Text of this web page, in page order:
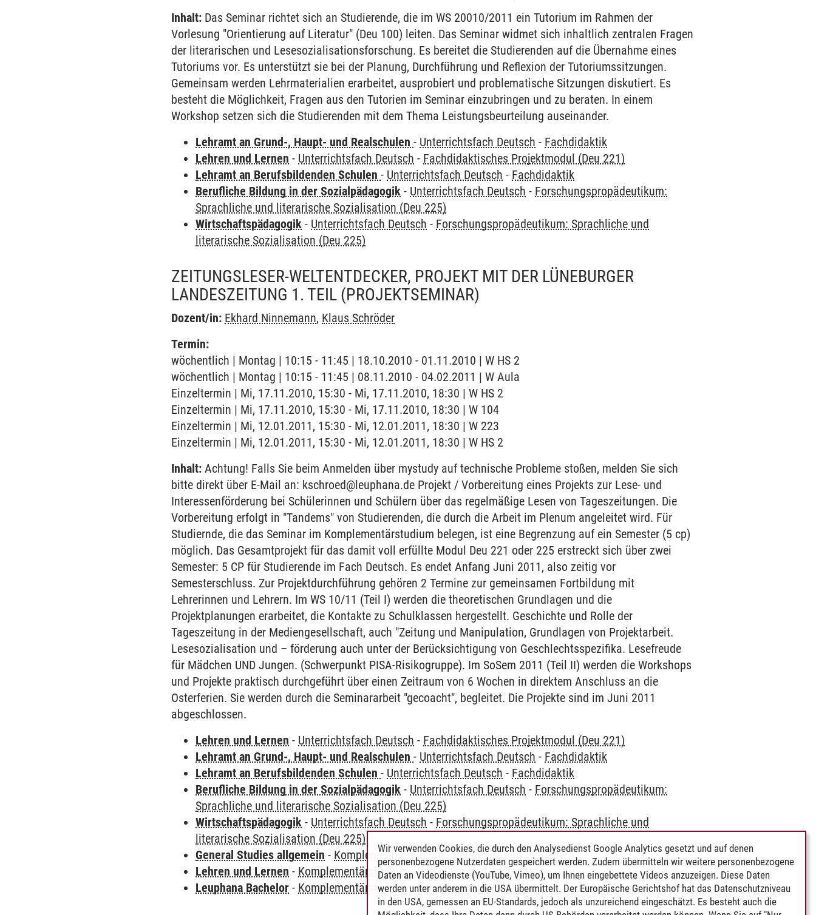
Inhalt: Das Seminar richtet sich an Studierende, die im WS 20010/2011 ein Tutorium im Rahmen der
Vorlesung "Orientierung auf Literatur" (Deu 100) leiten. Das Seminar widmet sich inhaltlich zentralen Fragen
der literarischen und Lesesozialisationsforschung. Es bereitet die Studierenden auf die Übernahme eines
Tutoriums vor. Es unterstützt sie bei der Planung, Durchführung und Reflexion der Tutoriumssitzungen.
Gemeinsam werden Lehrmaterialien erarbeitet, ausprobiert und problematische Sitzungen diskutiert. Es
besteht die Möglichkeit, Fragen aus den Tutorien im Seminar einzubringen und zu beraten. In einem
Workshop setzen sich die Studierenden mit dem Thema Leistungsbeurteilung auseinander.
Lehramt an Grund-, Haupt- und Realschulen- Unterrichtsfach Deutsch - Fachdidaktik
Lehren und Lernen - Unterrichtsfach Deutsch - Fachdidaktisches Projektmodul (Deu 221)
Lehramt an Berufsbildenden Schulen- Unterrichtsfach Deutsch - Fachdidaktik
Berufliche Bildung in der Sozialpädagogik - Unterrichtsfach Deutsch - Forschungspropädeutikum:
Sprachliche und literarische Sozialisation (Deu 225)
Wirtschaftspädagogik - Unterrichtsfach Deutsch - Forschungspropädeutikum: Sprachliche und
literarische Sozialisation (Deu 225)
ZEITUNGSLESER-WELTENTDECKER, PROJEKT MIT DER LÜNEBURGER
LANDESZEITUNG 1. TEIL (PROJEKTSEMINAR)
Dozent/in: Ekhard Ninnemann, Klaus Schröder
Termin:
wöchentlich | Montag | 10:15 - 11:45 | 18.10.2010 - 01.11.2010 | W HS 2
wöchentlich | Montag | 10:15 - 11:45 | 08.11.2010 - 04.02.2011 | W Aula
Einzeltermin | Mi, 17.11.2010, 15:30 - Mi, 17.11.2010, 18:30 | W HS 2
Einzeltermin | Mi, 17.11.2010, 15:30 - Mi, 17.11.2010, 18:30 | W 104
Einzeltermin | Mi, 12.01.2011, 15:30 - Mi, 12.01.2011, 18:30 | W 223
Einzeltermin | Mi, 12.01.2011, 15:30 - Mi, 12.01.2011, 18:30 | W HS 2
Inhalt: Achtung! Falls Sie beim Anmelden über mystudy auf technische Probleme stoßen, melden Sie sich
bitte direkt über E-Mail an: kschroed@leuphana.de Projekt / Vorbereitung eines Projekts zur Lese- und
Interessenförderung bei Schülerinnen und Schülern über das regelmäßige Lesen von Tageszeitungen. Die
Vorbereitung erfolgt in "Tandems" von Studierenden, die durch die Arbeit im Plenum angeleitet wird. Für
Studiernde, die das Seminar im Komplementärstudium belegen, ist eine Begrenzung auf ein Semester (5 cp)
möglich. Das Gesamtprojekt für das damit voll erfüllte Modul Deu 221 oder 225 erstreckt sich über zwei
Semester: 5 CP für Studierende im Fach Deutsch. Es endet Anfang Juni 2011, also zeitig vor
Semesterschluss. Zur Projektdurchführung gehören 2 Termine zur gemeinsamen Fortbildung mit
Lehrerinnen und Lehrern. Im WS 10/11 (Teil I) werden die theoretischen Grundlagen und die
Projektplanungen erarbeitet, die Kontakte zu Schulklassen hergestellt. Geschichte und Rolle der
Tageszeitung in der Mediengesellschaft, auch "Zeitung und Manipulation, Grundlagen von Projektarbeit.
Lesesozialisation und – förderung auch unter der Berücksichtigung von Geschlechtsspezifika. Lesefreude
für Mädchen UND Jungen. (Schwerpunkt PISA-Risikogruppe). Im SoSem 2011 (Teil II) werden die Workshops
und Projekte praktisch durchgeführt über einen Zeitraum von 6 Wochen in direktem Anschluss an die
Osterferien. Sie werden durch die Seminararbeit "gecoacht", begleitet. Die Projekte sind im Juni 2011
abgeschlossen.
Lehren und Lernen - Unterrichtsfach Deutsch - Fachdidaktisches Projektmodul (Deu 221)
Lehramt an Grund-, Haupt- und Realschulen- Unterrichtsfach Deutsch - Fachdidaktik
Lehramt an Berufsbildenden Schulen- Unterrichtsfach Deutsch - Fachdidaktik
Berufliche Bildung in der Sozialpädagogik - Unterrichtsfach Deutsch - Forschungspropädeutikum:
Sprachliche und literarische Sozialisation (Deu 225)
Wirtschaftspädagogik - Unterrichtsfach Deutsch - Forschungspropädeutikum: Sprachliche und
literarische Sozialisation (Deu 225)
General Studies allgemein - Komplementärstudium-Verstehen und Verändern
Lehren und Lernen - Komplementärstudium-Verstehen und Verändern
Leuphana Bachelor - Komplementärstudium -Verstehen und Verändern
Wir verwenden Cookies, die durch den Analysedienst Google Analytics gesetzt und auf denen
personenbezogene Nutzerdaten gespeichert werden. Zudem übermitteln wir weitere personenbezogene
Daten an Videodienste (YouTube, Vimeo), um Ihnen eingebettete Videos anzuzeigen. Diese Daten
werden unter anderem in die USA übermittelt. Der Europäische Gerichtshof hat das Datenschutzniveau
in den USA, gemessen an EU-Standards, jedoch als unzureichend eingeschätzt. Es besteht auch die